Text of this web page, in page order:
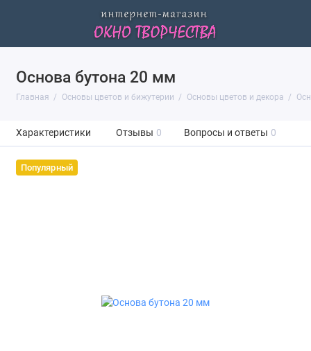
Основа бутона 20 мм
Главная Основы цветов и бижутерии Основы цветов и декора
Характеристики Отзывы 0 Вопросы и ответы 0
Популярный